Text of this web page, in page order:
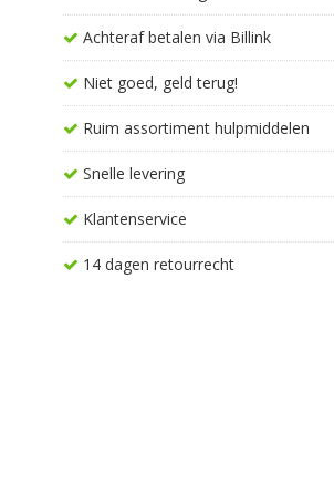
Achteraf betalen via Billink
Niet goed, geld terug!
Ruim assortiment hulpmiddelen
Snelle levering
Klantenservice
14 dagen retourrecht